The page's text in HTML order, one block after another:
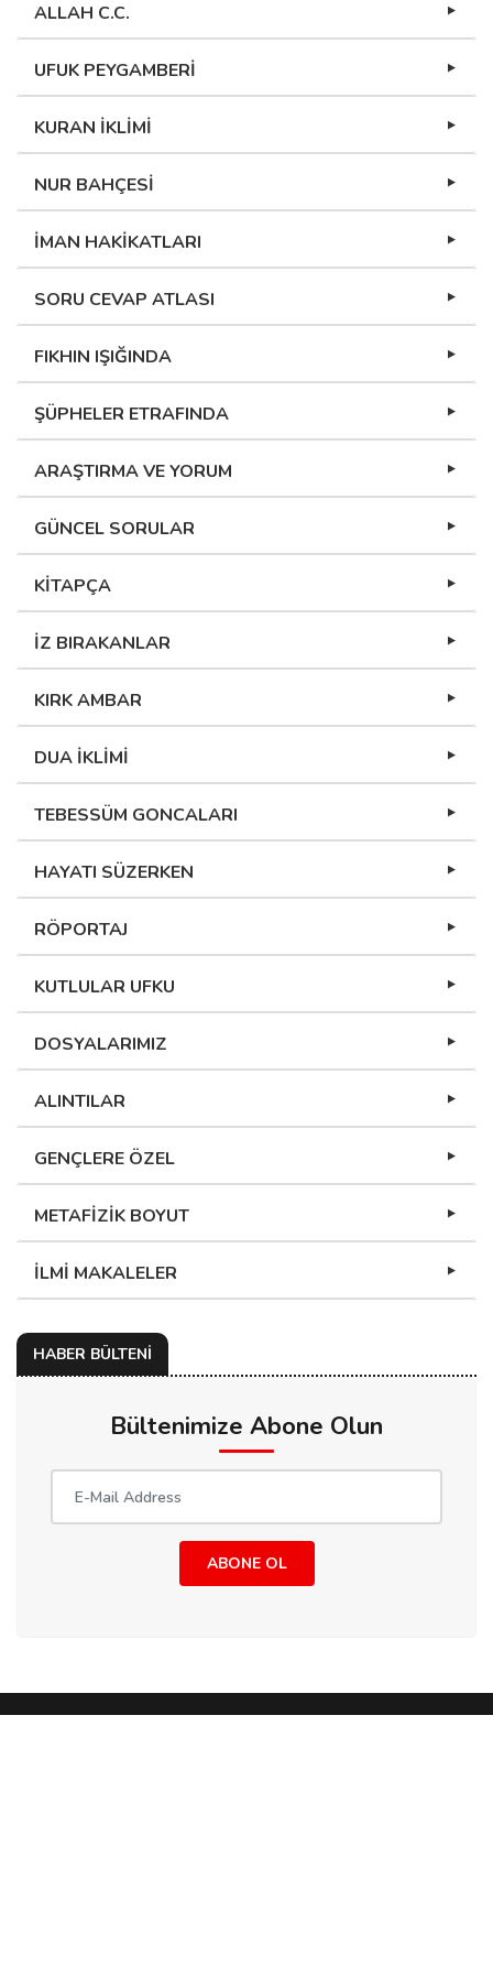
ALLAH C.C.
UFUK PEYGAMBERİ
KURAN İKLİMİ
NUR BAHÇESİ
İMAN HAKİKATLARI
SORU CEVAP ATLASI
FIKHIN IŞIĞINDA
ŞÜPHELER ETRAFINDA
ARAŞTIRMA VE YORUM
GÜNCEL SORULAR
KİTAPÇA
İZ BIRAKANLAR
KIRK AMBAR
DUA İKLİMİ
TEBESSÜM GONCALARI
HAYATI SÜZERKEN
RÖPORTAJ
KUTLULAR UFKU
DOSYALARIMIZ
ALINTILAR
GENÇLERE ÖZEL
METAFİZİK BOYUT
İLMİ MAKALELER
HABER BÜLTENİ
Bültenimize Abone Olun
ABONE OL